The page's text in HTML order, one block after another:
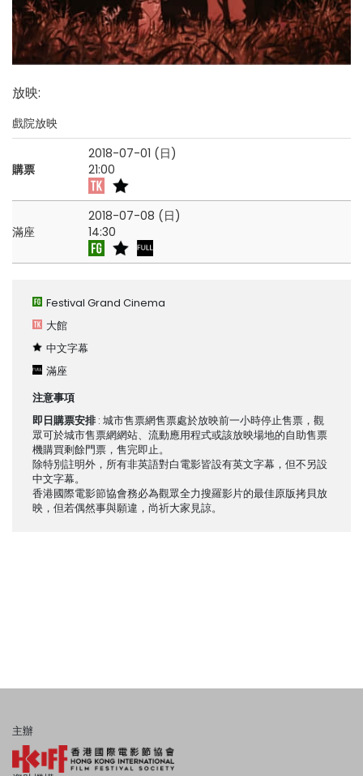
放映:
戲院放映
購票
2018-07-01 (日)
21:00
滿座
2018-07-08 (日)
14:30
Festival Grand Cinema
大館
中文字幕
滿座
注意事項
即日購票安排 : 城市售票網售票處於放映前一小時停止售票，觀
眾可於城市售票網網站、流動應用程式或該放映場地的自助售票
機購買剩餘門票，售完即止。
除特別註明外，所有非英語對白電影皆設有英文字幕，但不另設
中文字幕。
香港國際電影節協會務必為觀眾全力搜羅影片的最佳原版拷貝放
映，但若偶然事與願違，尚祈大家見諒。
主辦